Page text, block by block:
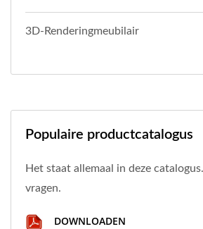
3D-Renderingmeubilair
Populaire productcatalogus
Het staat allemaal in deze
vragen.
DOWNLOADEN